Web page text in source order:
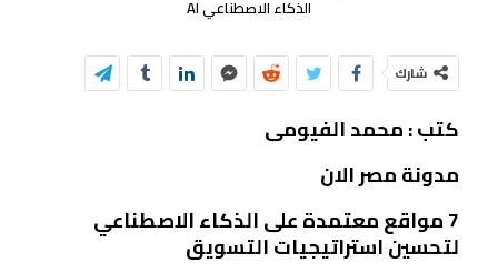
الذكاء الاصطناعي AI
شارك
كتب : محمد الفيومى
مدونة مصر الان
7 مواقع معتمدة على الذكاء الاصطناعي
لتحسين استراتيجيات التسويق